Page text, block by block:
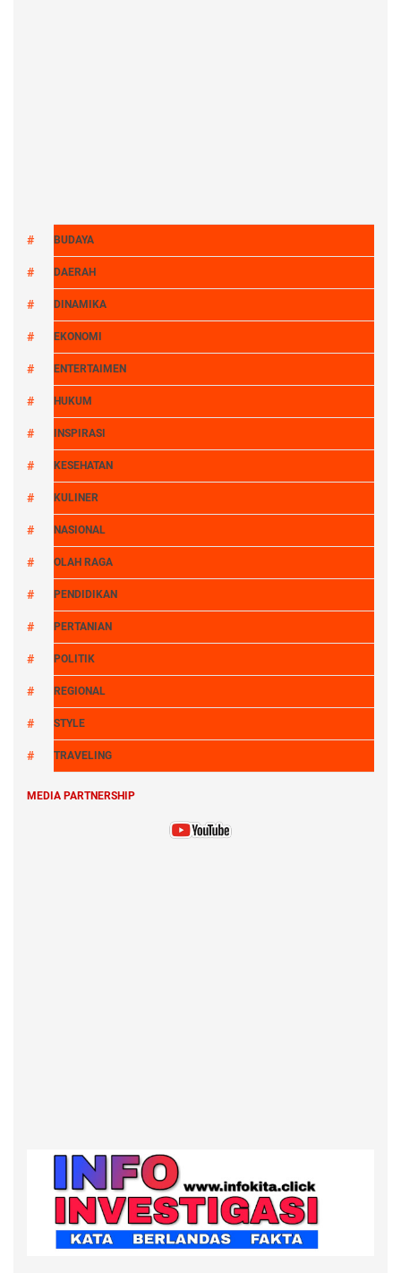
BUDAYA
DAERAH
DINAMIKA
EKONOMI
ENTERTAIMEN
HUKUM
INSPIRASI
KESEHATAN
KULINER
NASIONAL
OLAH RAGA
PENDIDIKAN
PERTANIAN
POLITIK
REGIONAL
STYLE
TRAVELING
MEDIA PARTNERSHIP